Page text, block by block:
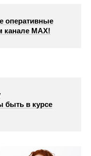
оперативные
канале МАХ!
быть в курсе